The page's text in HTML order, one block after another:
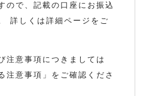
ので、記載の口座にお振込
詳しくは詳細ページをご
注意事項につきましては
注意事項」をご確認くださ